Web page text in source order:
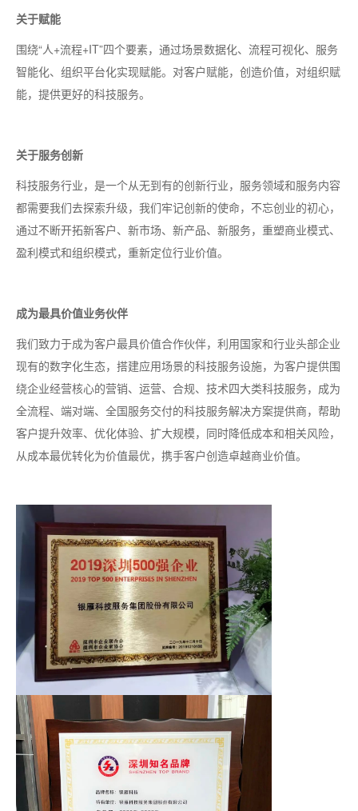
关于赋能
围绕“人+流程+IT”四个要素，通过场景数据化、流程可视化、服务
智能化、组织平台化实现赋能。对客户赋能，创造价值，对组织赋
能，提供更好的科技服务。
关于服务创新
科技服务行业，是一个从无到有的创新行业，服务领域和服务内容
都需要我们去探索升级，我们牢记创新的使命，不忘创业的初心，
通过不断开拓新客户、新市场、新产品、新服务，重塑商业模式、
盈利模式和组织模式，重新定位行业价值。
成为最具价值业务伙伴
我们致力于成为客户最具价值合作伙伴，利用国家和行业头部企业
现有的数字化生态，搭建应用场景的科技服务设施，为客户提供围
绕企业经营核心的营销、运营、合规、技术四大类科技服务，成为
全流程、端对端、全国服务交付的科技服务解决方案提供商，帮助
客户提升效率、优化体验、扩大规模，同时降低成本和相关风险，
从成本最优转化为价值最优，携手客户创造卓越商业价值。